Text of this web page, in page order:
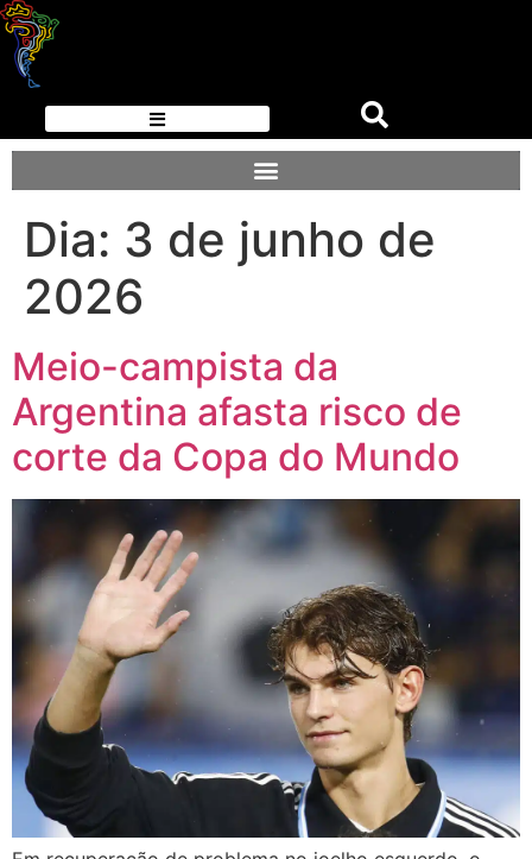
Dia: 3 de junho de
2026
Meio-campista da
Argentina afasta risco de
corte da Copa do Mundo